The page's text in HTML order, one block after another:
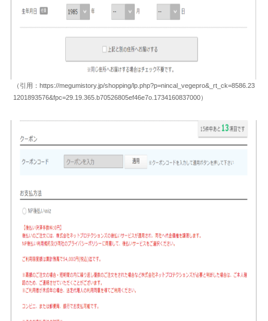
（引用：https://megumistory.jp/shopping/lp.php?p=nincal_vegepro&_rt_ck=8586.23
1201893576&fpc=29.19.365.b70526805ef46e7o.1734160837000）